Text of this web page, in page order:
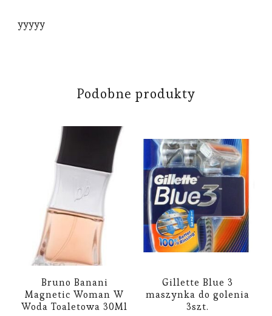
yyyyy
Podobne produkty
Bruno Banani
Magnetic Woman W
Woda Toaletowa 30Ml
Gillette Blue 3
maszynka do golenia
3szt.